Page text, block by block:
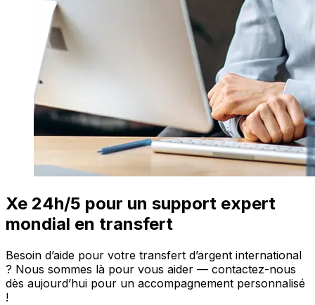
Xe 24h/5 pour un support expert
mondial en transfert
Besoin d’aide pour votre transfert d’argent international
? Nous sommes là pour vous aider — contactez-nous
dès aujourd’hui pour un accompagnement personnalisé
!